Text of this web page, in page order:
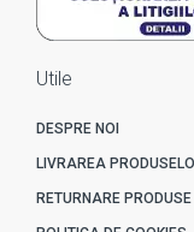
Utile
DESPRE NOI
LIVRAREA
RETURNARE PRODUSE